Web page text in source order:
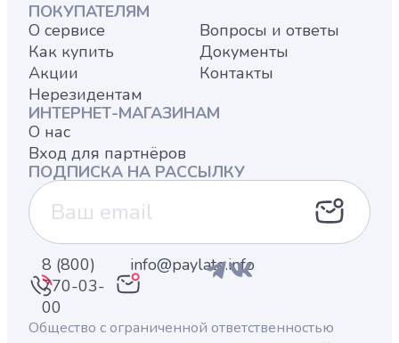
ПОКУПАТЕЛЯМ
О сервисе
Как купить
Акции
Нерезидентам
Вопросы и ответы
Документы
Контакты
ИНТЕРНЕТ-МАГАЗИНАМ
О нас
Вход для партнёров
ПОДПИСКА НА РАССЫЛКУ
Общество с ограниченной ответственностью
8 (800)
770-03-
00
info@paylate.info